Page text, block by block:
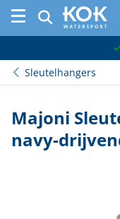
Sleutelhangers
Majoni
navy-